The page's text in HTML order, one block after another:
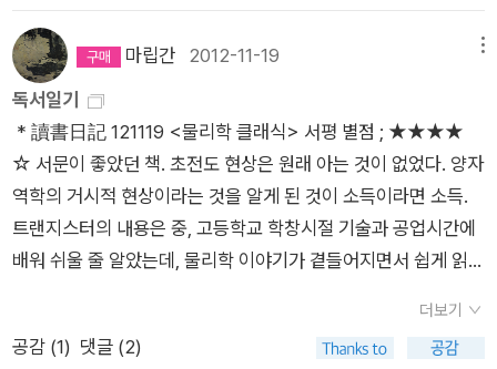
령하는 이 시대에 사람이고자 하는 꿈을 꿔보련다. 대동하고, 화
합하는 꿈을 꿔본다. 설령 희망 고문이 될지라도 같은 꿈을 꾸는
사람이 많다면 그 또한 고문보다는 희망에 방점을 찍을 수 있지
않겠는가? 송경동 시인처럼, 마틴 루터킹 목사처럼 'I have a Dr
eam still'이다. ps. 다행히 이 책을 다 읽었을 때(2월 9일) 송경동
시인이 보석이지만 풀려났다. 오타- 185p 밑에서 세번째 줄
퍼세트-> 퍼센트
에게는 김장을 담근 날이며, 누군가에게는 11월 13일은 전태일
열사를 떠올리는 날이다. 물론 내가 전태일 열사의 기일을 기억하
고 있었다는 건 아니다. 덕분에(부끄럽지만) 이런 책을 펼쳐보는
날이다. ‘머리채를 잘랐던 어머니는 흉한 머리를 감추기 위해
여 한여름 내내 보자기를 뒤집어쓰고 일했다. 태일은 이른 새벽에
는 여관을 돌아다니며 구두를 닦고,낮이면 평화시장·남대문시장·
중부시장 등에서 시다나 미싱보조로 노동을 하고, 밤에는 껌과 휴
지를 팔러 다녔다. 이렇게 하여 그해 가을 모자가 돈을 보태어 2,
500원으로 헌 천막 하나를 샀다. 그 당시 남산 중턱에는 골격만
세워놓고 공사가 중단된 큰 아파트형의 건물이 하나 있었는데, 그
건물 뼈대에다가 집 없는 사람들이 합판으로 각각 칸막이를 해놓
마립간 2012-11-19
독서일기
* 讀書日記 121119 <물리학 클래식> 서평 별점 ; ★★★★
☆ 서문이 좋았던 책. 초전도 현상은 원래 아는 것이 없었다. 양자
역학의 거시적 현상이라는 것을 알게 된 것이 소득이라면 소득.
트랜지스터의 내용은 중, 고등학교 학창시절 기술과 공업시간에
배워 쉬울 줄 알았는데, 물리학 이야기가 곁들어지면서 쉽게 읽을
☆ * 밑줄 긋기 p 9 심리학자들이 인생에서 ‘긍정적인 결과’를 불
러오는 개인적 특성을 구분할 때 지속적으로 발견하는 이 두 가지
더보기
공감 (1) 댓글 (2)